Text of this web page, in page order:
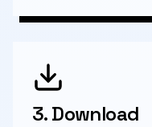
3.Download